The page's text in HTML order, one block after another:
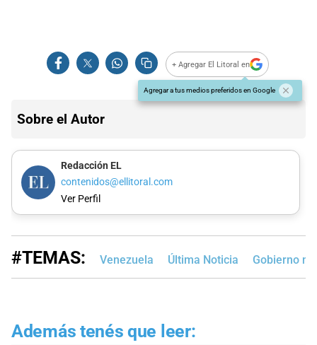
+ Agregar El Litoral en
Agregar a tus medios preferidos en Google
Sobre el Autor
Redacción EL
contenidos@ellitoral.com
Ver Perfil
#TEMAS: Venezuela Última Noticia Gobierno
Además tenés que leer: